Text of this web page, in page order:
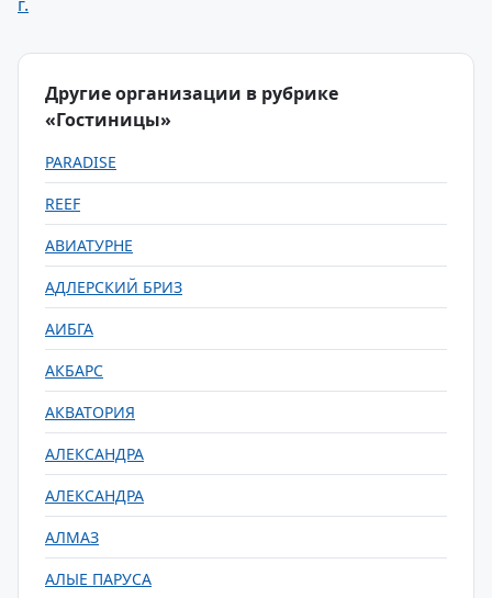
Другие организации в рубрике
«Гостиницы»
PARADISE
REEF
АВИАТУРНЕ
АДЛЕРСКИЙ БРИЗ
АИБГА
АКБАРС
АКВАТОРИЯ
АЛЕКСАНДРА
АЛЕКСАНДРА
АЛМАЗ
АЛЫЕ ПАРУСА